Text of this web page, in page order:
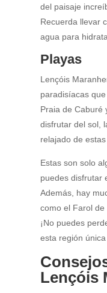
del paisaje
Recuerda llevar
agua para
Playas
Lençóis
paradisíacas
Praia de Caburé
disfrutar del sol,
relajado de
Estas son solo
puedes disfrutar
Además, hay
como el Farol de
¡No puedes
esta región
Lençóis